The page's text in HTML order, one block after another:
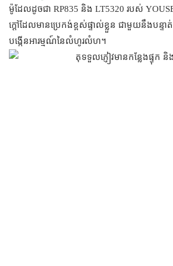
ម៉ូដែលដូចជា RP835 និង LT5320 របស់
ក្តៅដែលមានប្រេកង់ខ្ពស់ផ្ទាល់ខ្លួន ជាមួយនឹងបន្
បង្កើនអារម្មណ៍នៃលំហូរលំហ។